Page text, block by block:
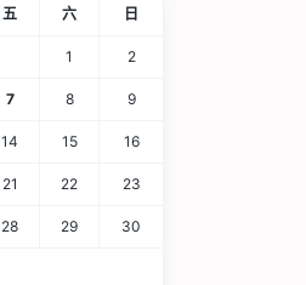
五 六 日
1 2
7 8 9
14 15 16
21 22 23
28 29 30